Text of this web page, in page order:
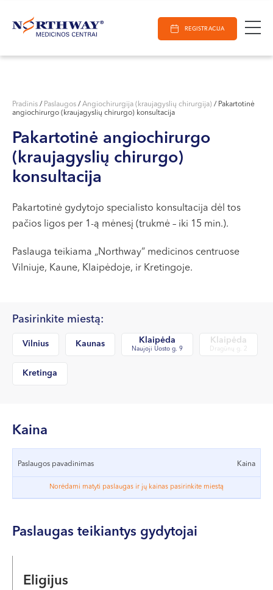
Darbo laikas
Darbo laikas:
I-V 07:30 - 20:30
VI 09:00 - 15:00
Kaunas
Miško g. 25A
Darbo laikas:
I-V 08:00 - 20:00
VI 09:00 - 15:00
Dragūnų g. 2
Darbo laikas:
VI, VII --
I-V 08:00 - 20:00
VII --
Kretinga
J. Basanavičiaus g. 80
Darbo laikas:
I-V 08:00 - 20:00
Paieška REGISTRACIJA
E-Registracija
Pradinis / Paslaugos / Angiochirurgija (kraujagyslių chirurgija) / Pakartotinė
angiochirurgo (kraujagyslių chirurgo) konsultacija
Pakartotinė angiochirurgo
(kraujagyslių chirurgo)
konsultacija
Pakartotinė gydytojo specialisto konsultacija dėl tos
pačios ligos per 1-ą mėnesį (trukmė – iki 15 min.).
Paslauga teikiama „Northway“ medicinos centruose
Vilniuje, Kaune, Klaipėdoje, ir Kretingoje.
Pasirinkite miestą:
Vilnius Kaunas Klaipėda
Naujoji Uosto g. 9
Klaipėda
Dragūnų g. 2
Kretinga
Kaina
Paslaugos pavadinimas Kaina
Norėdami matyti paslaugas ir jų kainas pasirinkite miestą
Paslaugas teikiantys gydytojai
Eligijus